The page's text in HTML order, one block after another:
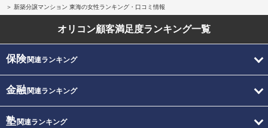
新築分譲マンション 東海の女性ランキング・口コミ情報
オリコン顧客満足度ランキング一覧
保険関連ランキング
金融関連ランキング
塾関連ランキング